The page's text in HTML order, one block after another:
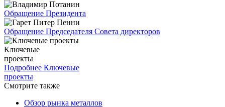
Обращение Президента
Обращение Председателя Совета директоров
Ключевые
проекты
Подробнее Ключевые
проекты
Смотрите также
Обзор рынка металлов